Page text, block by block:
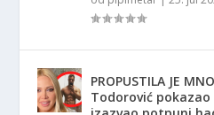
PROPUSTILA JE
Todorović pokazao